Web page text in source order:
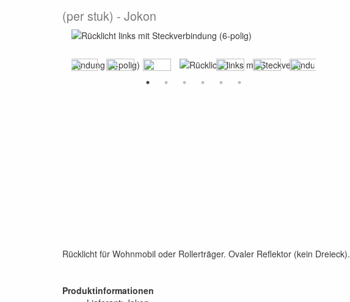
(per stuk) Jokon
Rücklicht für Wohnmobil oder Rollerträger. Ovaler Reflektor (kein Dreieck).
Produktinformationen